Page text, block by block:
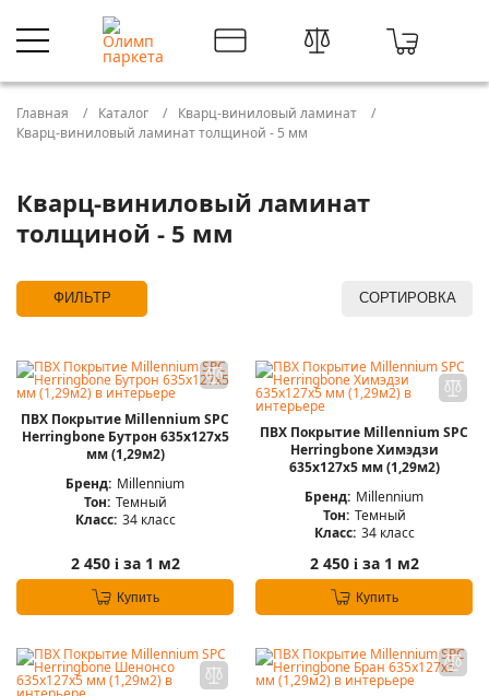
Главная Каталог
Кварц-виниловый ламинат
Кварц-виниловый ламинат толщиной - 5 мм
Кварц-виниловый ламинат
толщиной - 5 мм
ФИЛЬТР СОРТИРОВКА
ПВХ Покрытие Millennium SPC
Herringbone Бутрон 635x127x5
мм (1,29м2)
Бренд: Millennium
Тон: Темный
Класс: 34 класс
2 450 iза 1 м2
Купить
ПВХ Покрытие Millennium SPC
Herringbone Химэдзи
635x127x5 мм (1,29м2)
Бренд: Millennium
Тон: Темный
Класс: 34 класс
2 450 iза 1 м2
Купить